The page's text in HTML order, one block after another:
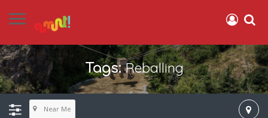
Tags:Reballing
Near Me